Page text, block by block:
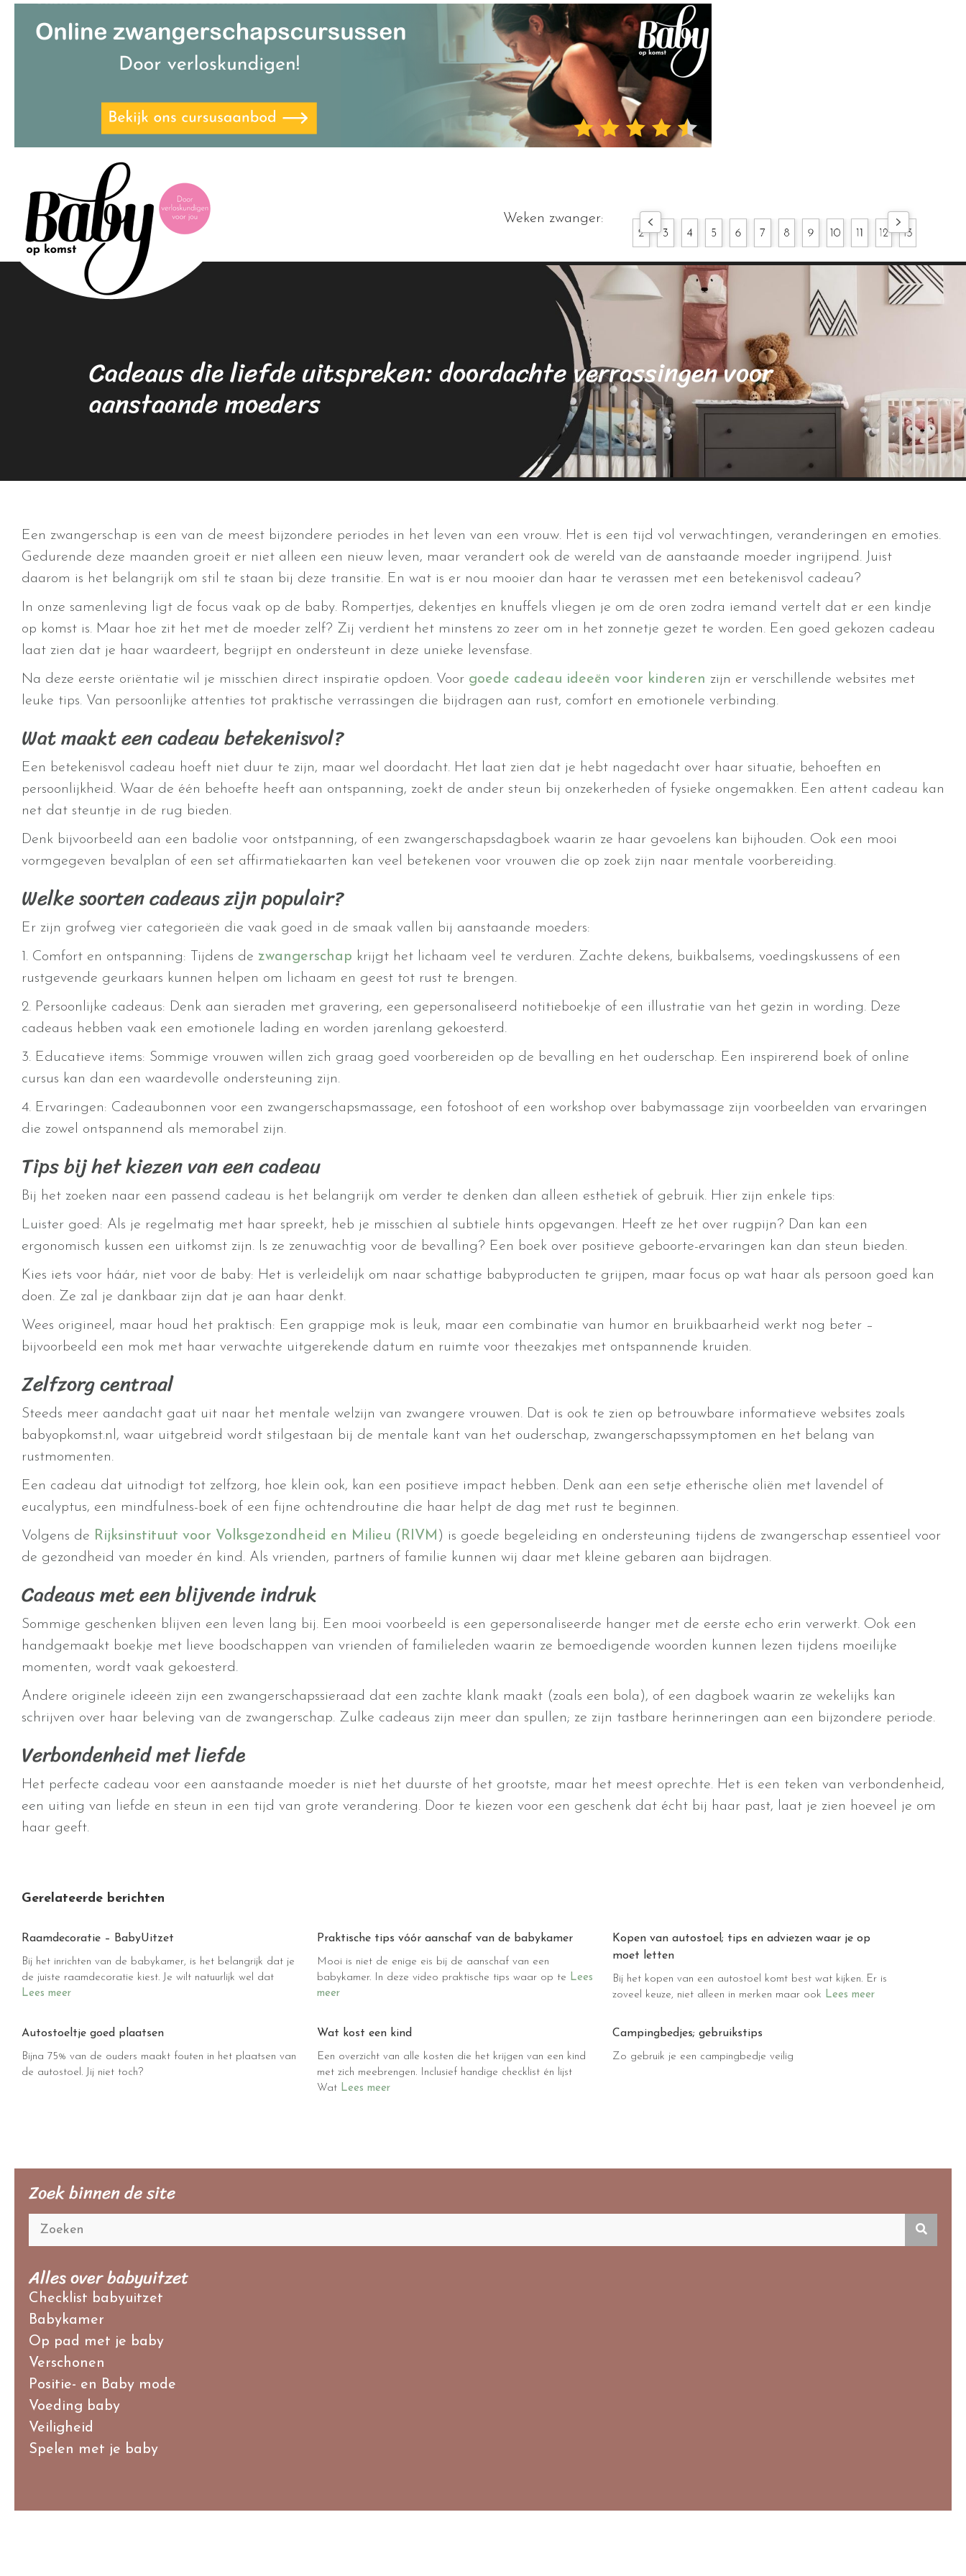
Weken zwanger:
Cadeaus die liefde uitspreken: doordachte verrassingen voor
aanstaande moeders
Een zwangerschap is een van de meest bijzondere periodes in het leven van een vrouw. Het is een tijd vol verwachtingen, veranderingen en emoties.
Gedurende deze maanden groeit er niet alleen een nieuw leven, maar verandert ook de wereld van de aanstaande moeder ingrijpend. Juist
daarom is het belangrijk om stil te staan bij deze transitie. En wat is er nou mooier dan haar te verassen met een betekenisvol cadeau?
In onze samenleving ligt de focus vaak op de baby. Rompertjes, dekentjes en knuffels vliegen je om de oren zodra iemand vertelt dat er een kindje
op komst is. Maar hoe zit het met de moeder zelf? Zij verdient het minstens zo zeer om in het zonnetje gezet te worden. Een goed gekozen cadeau
laat zien dat je haar waardeert, begrijpt en ondersteunt in deze unieke levensfase.
Na deze eerste oriëntatie wil je misschien direct inspiratie opdoen. Voor goede cadeau ideeën voor kinderen zijn er verschillende websites met
leuke tips. Van persoonlijke attenties tot praktische verrassingen die bijdragen aan rust, comfort en emotionele verbinding.
Wat maakt een cadeau betekenisvol?
Een betekenisvol cadeau hoeft niet duur te zijn, maar wel doordacht. Het laat zien dat je hebt nagedacht over haar situatie, behoeften en
persoonlijkheid. Waar de één behoefte heeft aan ontspanning, zoekt de ander steun bij onzekerheden of fysieke ongemakken. Een attent cadeau kan
net dat steuntje in de rug bieden.
Denk bijvoorbeeld aan een badolie voor ontstpanning, of een zwangerschapsdagboek waarin ze haar gevoelens kan bijhouden. Ook een mooi
vormgegeven bevalplan of een set affirmatiekaarten kan veel betekenen voor vrouwen die op zoek zijn naar mentale voorbereiding.
Welke soorten cadeaus zijn populair?
Er zijn grofweg vier categorieën die vaak goed in de smaak vallen bij aanstaande moeders:
1. Comfort en ontspanning: Tijdens de zwangerschap krijgt het lichaam veel te verduren. Zachte dekens, buikbalsems, voedingskussens of een
rustgevende geurkaars kunnen helpen om lichaam en geest tot rust te brengen.
2. Persoonlijke cadeaus: Denk aan sieraden met gravering, een gepersonaliseerd notitieboekje of een illustratie van het gezin in wording. Deze
cadeaus hebben vaak een emotionele lading en worden jarenlang gekoesterd.
3. Educatieve items: Sommige vrouwen willen zich graag goed voorbereiden op de bevalling en het ouderschap. Een inspirerend boek of online
cursus kan dan een waardevolle ondersteuning zijn.
4. Ervaringen: Cadeaubonnen voor een zwangerschapsmassage, een fotoshoot of een workshop over babymassage zijn voorbeelden van ervaringen
die zowel ontspannend als memorabel zijn.
Tips bij het kiezen van een cadeau
Bij het zoeken naar een passend cadeau is het belangrijk om verder te denken dan alleen esthetiek of gebruik. Hier zijn enkele tips:
Luister goed: Als je regelmatig met haar spreekt, heb je misschien al subtiele hints opgevangen. Heeft ze het over rugpijn? Dan kan een
ergonomisch kussen een uitkomst zijn. Is ze zenuwachtig voor de bevalling? Een boek over positieve geboorte-ervaringen kan dan steun bieden.
Kies iets voor háár, niet voor de baby: Het is verleidelijk om naar schattige babyproducten te grijpen, maar focus op wat haar als persoon goed kan
doen. Ze zal je dankbaar zijn dat je aan haar denkt.
Wees origineel, maar houd het praktisch: Een grappige mok is leuk, maar een combinatie van humor en bruikbaarheid werkt nog beter –
bijvoorbeeld een mok met haar verwachte uitgerekende datum en ruimte voor theezakjes met ontspannende kruiden.
Zelfzorg centraal
Steeds meer aandacht gaat uit naar het mentale welzijn van zwangere vrouwen. Dat is ook te zien op betrouwbare informatieve websites zoals
babyopkomst.nl, waar uitgebreid wordt stilgestaan bij de mentale kant van het ouderschap, zwangerschapssymptomen en het belang van
rustmomenten.
Een cadeau dat uitnodigt tot zelfzorg, hoe klein ook, kan een positieve impact hebben. Denk aan een setje etherische oliën met lavendel of
eucalyptus, een mindfulness-boek of een fijne ochtendroutine die haar helpt de dag met rust te beginnen.
Volgens de Rijksinstituut voor Volksgezondheid en Milieu (RIVM ) is goede begeleiding en ondersteuning tijdens de zwangerschap essentieel voor
de gezondheid van moeder én kind. Als vrienden, partners of familie kunnen wij daar met kleine gebaren aan bijdragen.
Cadeaus met een blijvende indruk
Sommige geschenken blijven een leven lang bij. Een mooi voorbeeld is een gepersonaliseerde hanger met de eerste echo erin verwerkt. Ook een
handgemaakt boekje met lieve boodschappen van vrienden of familieleden waarin ze bemoedigende woorden kunnen lezen tijdens moeilijke
momenten, wordt vaak gekoesterd.
Andere originele ideeën zijn een zwangerschapssieraad dat een zachte klank maakt (zoals een bola), of een dagboek waarin ze wekelijks kan
schrijven over haar beleving van de zwangerschap. Zulke cadeaus zijn meer dan spullen; ze zijn tastbare herinneringen aan een bijzondere periode.
Verbondenheid met liefde
Het perfecte cadeau voor een aanstaande moeder is niet het duurste of het grootste, maar het meest oprechte. Het is een teken van verbondenheid,
een uiting van liefde en steun in een tijd van grote verandering. Door te kiezen voor een geschenk dat écht bij haar past, laat je zien hoeveel je om
haar geeft.
Gerelateerde berichten
Raamdecoratie – BabyUitzet
Bij het inrichten van de babykamer, is het belangrijk dat je
de juiste raamdecoratie kiest. Je wilt natuurlijk wel dat
Lees meer
Praktische tips vóór aanschaf van de babykamer
Mooi is niet de enige eis bij de aanschaf van een
babykamer. In deze video praktische tips waar op te Lees
meer
Kopen van autostoel; tips en adviezen waar je op
moet letten
Bij het kopen van een autostoel komt best wat kijken. Er is
zoveel keuze, niet alleen in merken maar ook Lees meer
Autostoeltje goed plaatsen
Bijna 75% van de ouders maakt fouten in het plaatsen van
de autostoel. Jij niet toch?
Wat kost een kind
Een overzicht van alle kosten die het krijgen van een kind
met zich meebrengen. Inclusief handige checklist én lijst
Wat Lees meer
Campingbedjes; gebruikstips
Zo gebruik je een campingbedje veilig
Zoek binnen de site
Alles over babyuitzet
Checklist babyuitzet
Babykamer
Op pad met je baby
Verschonen
Positie- en Baby mode
Voeding baby
Veiligheid
Spelen met je baby